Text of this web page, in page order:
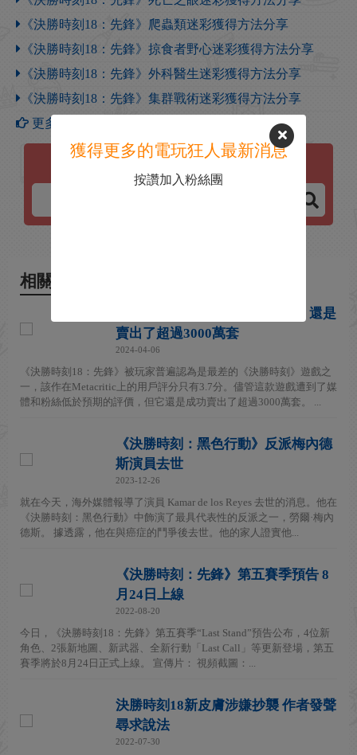
《決勝時刻18：先鋒》爬蟲類迷彩獲得方法分享
《決勝時刻18：先鋒》掠食者野心迷彩獲得方法分享
《決勝時刻18：先鋒》外科醫生迷彩獲得方法分享
《決勝時刻18：先鋒》集群戰術迷彩獲得方法分享
更多【決勝時刻：先鋒】攻略
相關新聞
儘管口碑不佳 但《決勝時刻18》還是
賣出了超過3000萬套
2024-04-06
《決勝時刻18：先鋒》被玩家普遍認為是最差的《決勝時刻》遊戲之
一，該作在Metacritic上的用戶評分只有3.7分。儘管這款遊戲遭到了媒
體和粉絲低於預期的評價，但它還是成功賣出了超過3000萬套。 ...
《決勝時刻：黑色行動》反派梅內德
斯演員去世
2023-12-26
就在今天，海外媒體報導了演員 Kamar de los Reyes 去世的消息。他在
《決勝時刻：黑色行動》中飾演了最具代表性的反派之一，勞爾·梅內
德斯。 據透露，他在與癌症的鬥爭後去世。他的家人證實他...
《決勝時刻：先鋒》第五賽季預告 8
月24日上線
2022-08-20
今日，《決勝時刻18：先鋒》第五賽季“Last Stand”預告公布，4位新
角色、2張新地圖、新武器、全新行動「Last Call」等更新登場，第五
賽季將於8月24日正式上線。 宣傳片： 視頻截圖：...
決勝時刻18新皮膚涉嫌抄襲 作者發聲
尋求說法
2022-07-30
獲得更多的電玩狂人最新消息
按讚加入粉絲團